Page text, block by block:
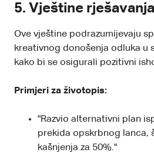
5. Vještine
Ove vještine podrazumijevaju
kreativnog donošenja odluka u
kako bi se osigurali pozitivni
Primjeri za životopis:
"Razvio alternativni plan
prekida opskrbnog lanca,
kašnjenja za 50%."